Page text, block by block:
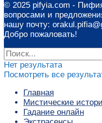
© 2025 pifyia.com -
вопросами и
нашу почту:
Добро пожаловать!
Нет результата
Посмотреть все
Главная
Мистические
Гадание онлайн